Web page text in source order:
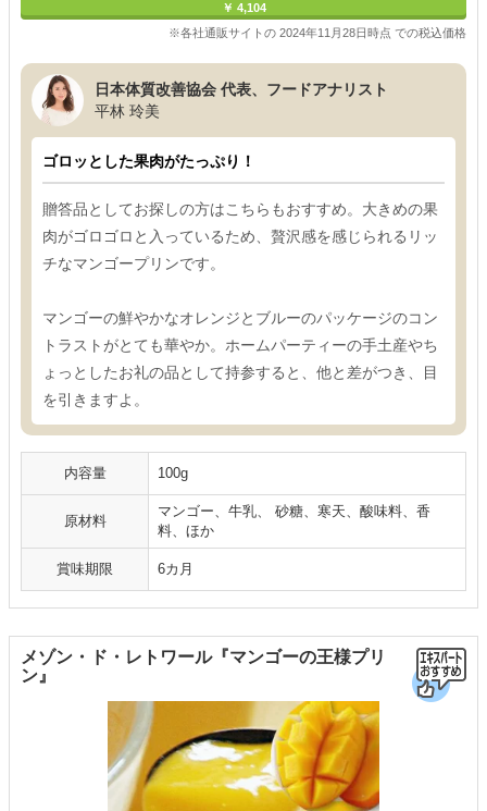
￥ 4,104
※各社通販サイトの 2024年11月28日時点 での税込価格
日本体質改善協会 代表、フードアナリスト
平林 玲美
ゴロッとした果肉がたっぷり！
贈答品としてお探しの方はこちらもおすすめ。大きめの果
肉がゴロゴロと入っているため、贅沢感を感じられるリッ
チなマンゴープリンです。
マンゴーの鮮やかなオレンジとブルーのパッケージのコン
トラストがとても華やか。ホームパーティーの手土産やち
ょっとしたお礼の品として持参すると、他と差がつき、目
を引きますよ。
内容量 100g
原材料
マンゴー、牛乳、 砂糖、寒天、酸味料、香
料、ほか
賞味期限 6カ月
メゾン・ド・レトワール『マンゴーの王様プリ
ン』